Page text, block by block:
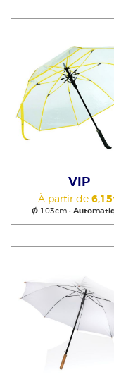
VIP
À partir de
Ø 103cm •